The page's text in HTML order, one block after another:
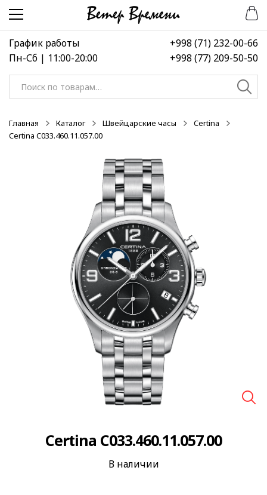
Перейти
навигации
Перейти
содержимому
График работы
Пн-Сб | 11:00-20:00
+998 (71) 232-00-66
+998 (77) 209-50-50
Искать:
Главная Каталог Швейцарские часы
Certina
Certina C033.460.11.057.00
Certina C033.460.11.057.00
В наличии